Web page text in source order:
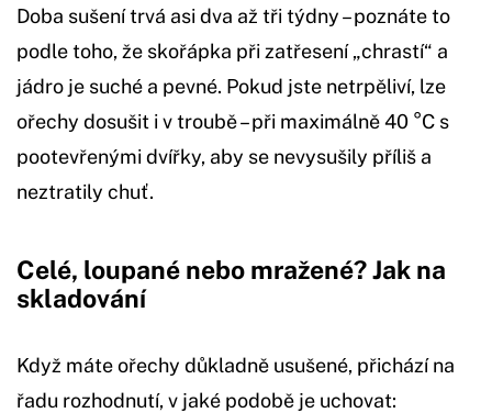
Doba sušení trvá asi dva až tři týdny – poznáte to
podle toho, že skořápka při zatřesení „chrastí“ a
jádro je suché a pevné. Pokud jste netrpěliví, lze
ořechy dosušit i v troubě – při maximálně 40 °C s
pootevřenými dvířky, aby se nevysušily příliš a
neztratily chuť.
Celé, loupané nebo mražené? Jak na
skladování
Když máte ořechy důkladně usušené, přichází na
řadu rozhodnutí, v jaké podobě je uchovat: